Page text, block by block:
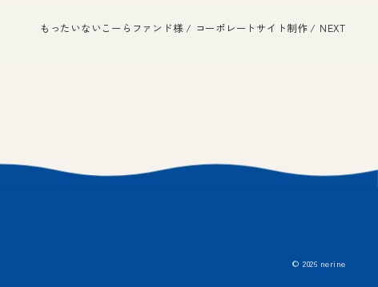
もったいないこーらファンド様 / コーポレートサイト制作 / NEXT
© 2026 nerine